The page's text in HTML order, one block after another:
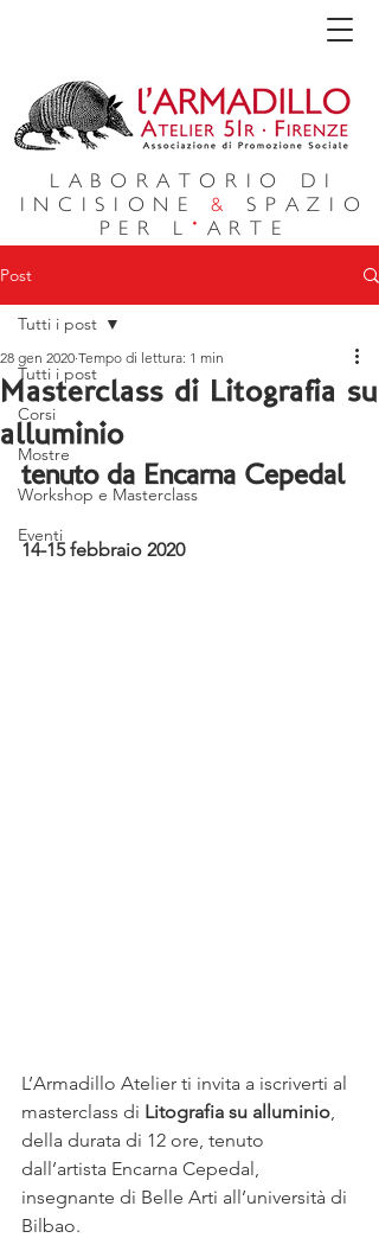
LABORATORIO DI
INCISIONE&
SPAZIO
PER L ' ARTE
Post
Tutti i post
Corsi
Mostre
Workshop e Masterclass
Eventi
Tutti i post
Masterclass di Litografia su
alluminio
28 gen 2020 Tempo di lettura: 1 min
tenuto da Encarna Cepedal
14-15 febbraio 2020
L’Armadillo Atelier ti invita a iscriverti al
masterclass di Litografia su alluminio
della durata di 12 ore, tenuto
dall’artista Encarna Cepedal,
insegnante di Belle Arti all’università di
Bilbao.